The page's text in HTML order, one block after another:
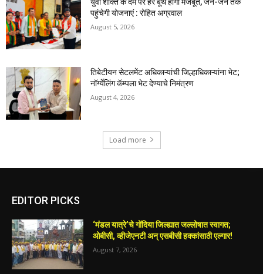
पहुंचेगी योजनाएं : रोहित अग्रवाल
August 5, 2026
तिबेटीयन सेटलमेंट अधिकाऱ्यांची जिल्हाधिकाऱ्यांना भेट;
नॉर्ग्येलिंग कॅम्पला भेट देण्याचे निमंत्रण
August 4, 2026
Load more
EDITOR PICKS
‘मंडल यात्रे’चे गोंदिया जिल्ह्यात जल्लोषात स्वागत;
ओबीसी, व्हीजेएनटी अन् एसबीसी हक्कांसाठी एल्गार!
August 7, 2026